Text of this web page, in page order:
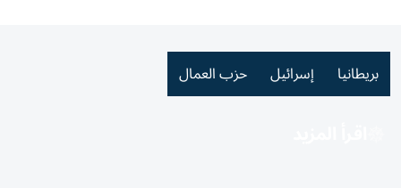
بريطانيا إسرائيل حزب العمال